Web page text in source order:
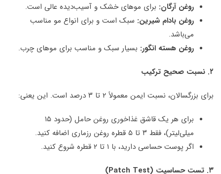
روغن آرگان: برای موهای خشک و آسیب‌دیده عالی است.
روغن بادام شیرین: سبک است و برای انواع مو مناسب
می‌باشد.
روغن هسته انگور: بسیار سبک و مناسب برای موهای چرب.
۲. نسبت صحیح ترکیب
برای بزرگسالان، نسبت ایمن معمولاً ۲ تا ۳ درصد است. این یعنی:
برای هر یک قاشق غذاخوری روغن حامل (حدود ۱۵
میلی‌لیتر)، فقط ۳ تا ۵ قطره روغن رزماری اضافه کنید.
اگر پوست حساسی دارید، با ۱ تا ۲ قطره شروع کنید.
۳. تست حساسیت (Patch Test
)